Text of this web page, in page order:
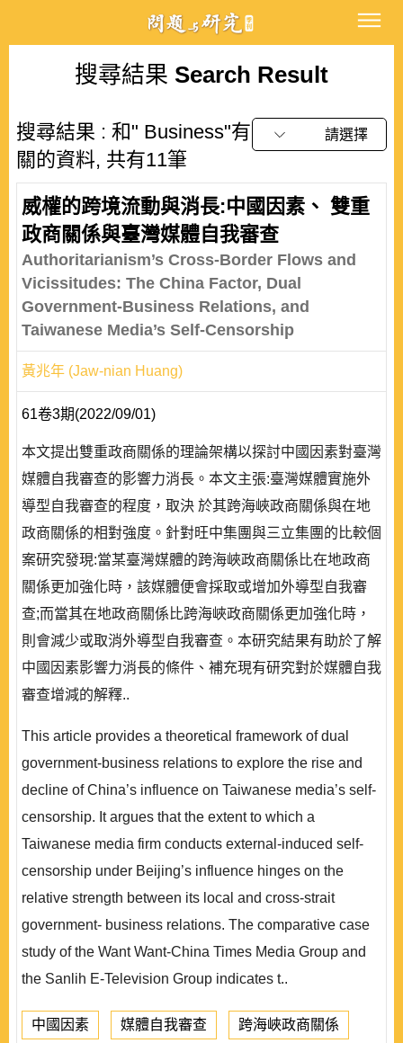
搜尋結果 Search Result
搜尋結果 : 和" Business"有
關的資料, 共有11筆
請選擇
威權的跨境流動與消長:中國因素、 雙重
政商關係與臺灣媒體自我審查
Authoritarianism’s Cross-Border Flows and
Vicissitudes: The China Factor, Dual
Government-Business Relations, and
Taiwanese Media’s Self-Censorship
黃兆年 (Jaw-nian Huang)
61卷3期(2022/09/01)
本文提出雙重政商關係的理論架構以探討中國因素對臺灣
媒體自我審查的影響力消長。本文主張:臺灣媒體實施外
導型自我審查的程度，取決 於其跨海峽政商關係與在地
政商關係的相對強度。針對旺中集團與三立集團的比較個
案研究發現:當某臺灣媒體的跨海峽政商關係比在地政商
關係更加強化時，該媒體便會採取或增加外導型自我審
查;而當其在地政商關係比跨海峽政商關係更加強化時，
則會減少或取消外導型自我審查。本研究結果有助於了解
中國因素影響力消長的條件、補充現有研究對於媒體自我
審查增減的解釋..
This article provides a theoretical framework of dual
government-business relations to explore the rise and
decline of China’s influence on Taiwanese media’s self-
censorship. It argues that the extent to which a
Taiwanese media firm conducts external-induced self-
censorship under Beijing’s influence hinges on the
relative strength between its local and cross-strait
government- business relations. The comparative case
study of the Want Want-China Times Media Group and
the Sanlih E-Television Group indicates t..
中國因素 媒體自我審查 跨海峽政商關係